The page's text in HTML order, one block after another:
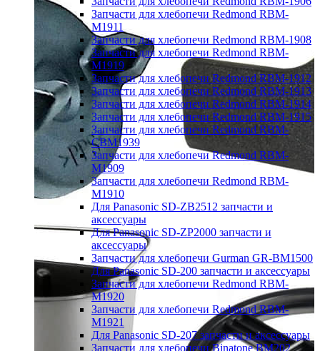
Запчасти для хлебопечи Redmond RBM-
M1911
Запчасти для хлебопечи Redmond RBM-1908
Запчасти для хлебопечи Redmond RBM-
M1919
Запчасти для хлебопечи Redmond RBM-1912
Запчасти для хлебопечи Redmond RBM-1913
Запчасти для хлебопечи Redmond RBM-1914
Запчасти для хлебопечи Redmond RBM-1915
Запчасти для хлебопечи Redmond RBM-
CBM1939
Запчасти для хлебопечи Redmond RBM-
M1909
Запчасти для хлебопечи Redmond RBM-
M1910
Для Panasonic SD-ZB2512 запчасти и
аксессуары
Для Panasonic SD-ZP2000 запчасти и
аксессуары
Запчасти для хлебопечи Gurman GR-BM1500
Для Panasonic SD-200 запчасти и аксессуары
Запчасти для хлебопечи Redmond RBM-
M1920
Запчасти для хлебопечи Redmond RBM-
M1921
Для Panasonic SD-207 запчасти и аксессуары
Запчасти для хлебопечи Binatone BM202